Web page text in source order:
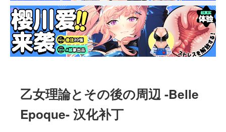
小组
KF Online
乙女理論とその後の周辺 -Belle
Epoque- 汉化补丁